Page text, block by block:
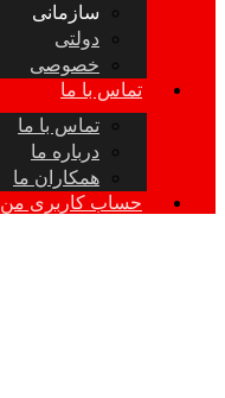
سازمانی
دولتی
خصوصی
تماس با ما
تماس با ما
درباره ما
همکاران ما
حساب کاربری من